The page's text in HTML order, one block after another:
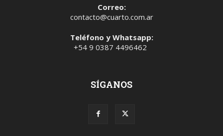
Correo:
contacto@cuarto.com.ar
Teléfono y Whatsapp:
+54 9 0387 4496462
SÍGANOS